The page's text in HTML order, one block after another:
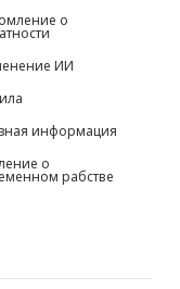
о
ИИ
информация
о
рабстве